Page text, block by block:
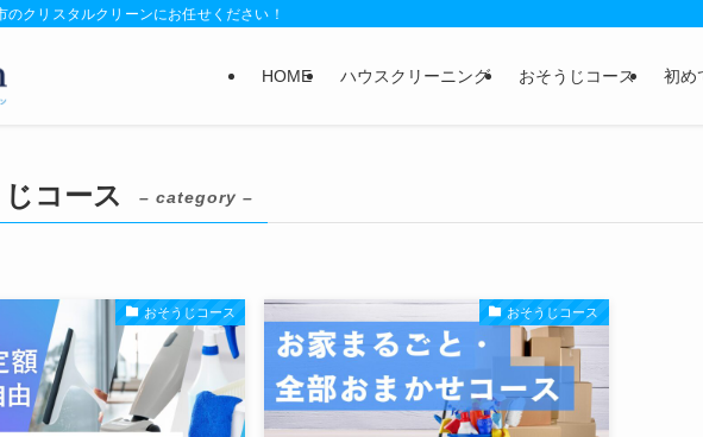
クリスタルクリーンにお任せください！
HOME ハウスクリーニング おそうじコース 初め
コース – category –
おそうじコース おそうじコース